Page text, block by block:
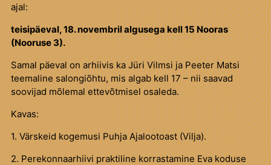
ajal:
teisipäeval, 18. novembril algusega kell 15 Nooras
(Nooruse 3).
Samal päeval on arhiivis ka Jüri Vilmsi ja Peeter Matsi
teemaline salongiõhtu, mis algab kell 17 – nii saavad
soovijad mõlemal ettevõtmisel osaleda.
Kavas:
1. Värskeid kogemusi Puhja Ajalootoast (Vilja).
2. Perekonnaarhiivi praktiline korrastamine Eva koduse